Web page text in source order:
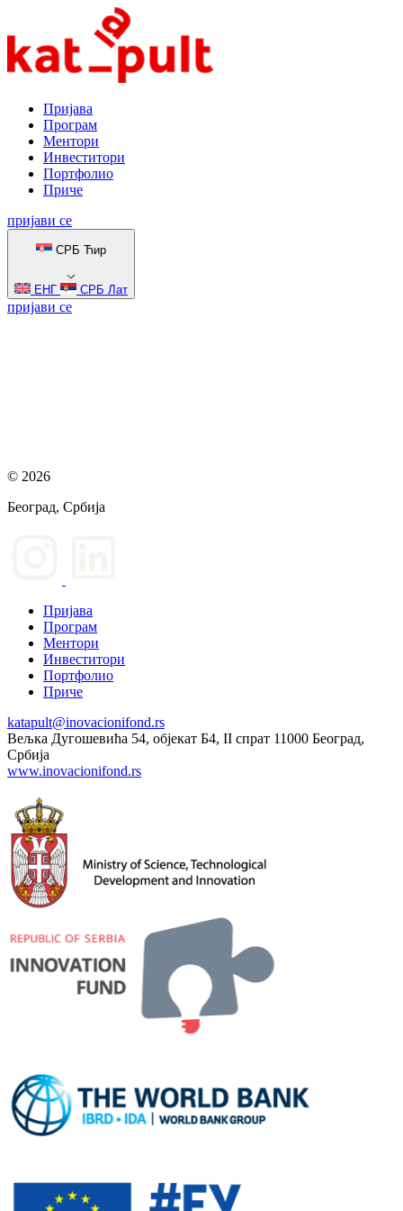
Пријава
Програм
Ментори
Инвеститори
Портфолио
Приче
пријави се
СРБ Ћир
ЕНГ СРБ Лат
пријави се
© 2026
Београд, Србија
Пријава
Програм
Ментори
Инвеститори
Портфолио
Приче
katapult@inovacionifond.rs
Вељка Дугошевића 54, објекат Б4, II спрат 11000 Београд,
Србија
www.inovacionifond.rs